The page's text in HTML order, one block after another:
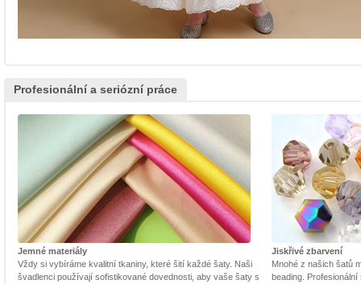
Profesionální a seriózní práce
Jemné materiály
Vždy si vybíráme kvalitní tkaniny, které šití každé šaty. Naši
švadlenci používají sofistikované dovednosti, aby vaše šaty s
Jiskřivé zbarvení
Mnohé z našich šatů
beading.